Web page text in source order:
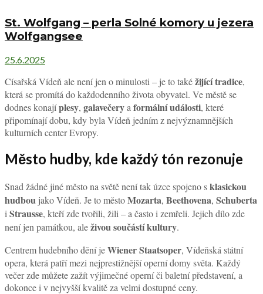
St. Wolfgang – perla Solné komory u jezera
Wolfgangsee
25.6.2025
Císařská Vídeň ale není jen o minulosti – je to takéžijící tradice,
která se promítá do každodenního života obyvatel. Ve městě se
dodnes konajíplesy, galavečerya formální události, které
připomínají dobu, kdy byla Vídeň jedním z nejvýznamnějších
kulturních center Evropy.
Město hudby, kde každý tón rezonuje
Snad žádné jiné město na světě není tak úzce spojeno sklasickou
hudbou jako Vídeň. Je to městoMozarta, Beethovena, Schuberta
i Strausse, kteří zde tvořili, žili – a často i zemřeli. Jejich dílo zde
není jen památkou, aleživou součástí kultury.
Centrem hudebního dění jeWiener Staatsoper, Vídeňská státní
opera, která patří mezi nejprestižnější operní domy světa. Každý
večer zde můžete zažít výjimečné operní či baletní představení, a
dokonce i v nejvyšší kvalitě za velmi dostupné ceny.